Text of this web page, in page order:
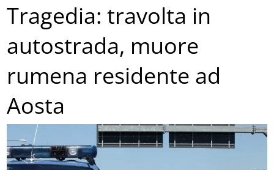
Tragedia: travolta in
autostrada, muore
rumena residente ad
Aosta